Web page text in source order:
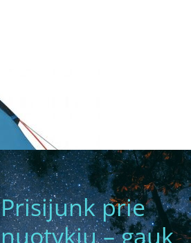
Prisijunk prie
nuotykių – gauk